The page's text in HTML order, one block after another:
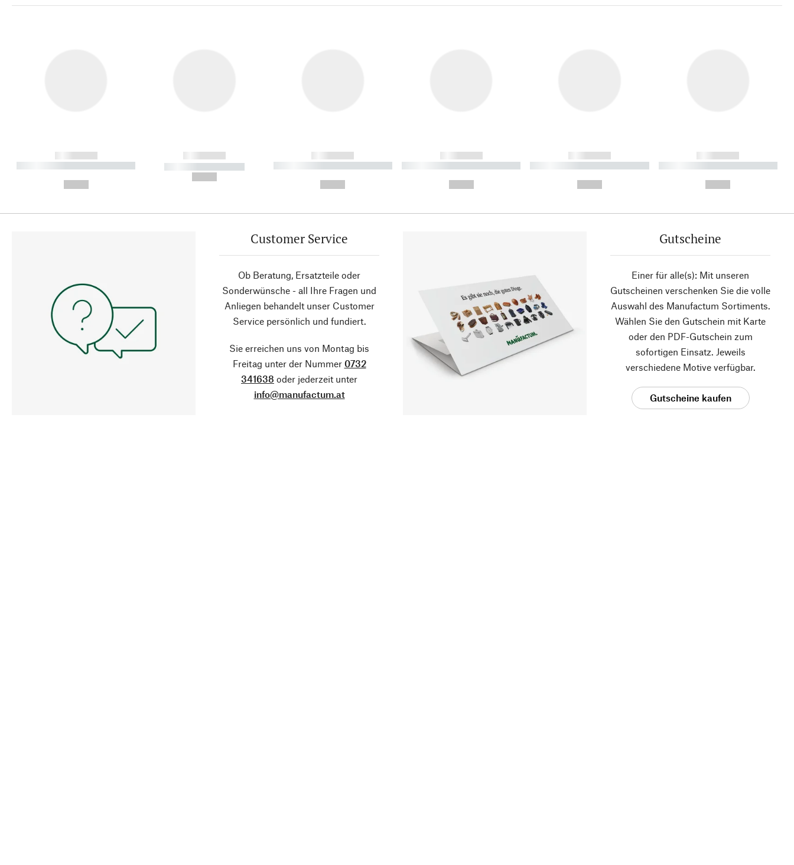
------------
----------- ----------- ----------
------------
----------- -----------
------------
----------- ----------- ----------
------------
----------- ----------- ----------
------------
----------- ----------- ----------
------------
----------- ----------- ----------
Customer Service
Ob Beratung, Ersatzteile oder
Sonderwünsche - all Ihre Fragen und
Anliegen behandelt unser Customer
Service persönlich und fundiert.
Sie erreichen uns von Montag bis
Freitag unter der Nummer 0732
341638 oder jederzeit unter
info@manufactum.at
Gutscheine
Einer für alle(s): Mit unseren
Gutscheinen verschenken Sie die volle
Auswahl des Manufactum Sortiments.
Wählen Sie den Gutschein mit Karte
oder den PDF-Gutschein zum
sofortigen Einsatz. Jeweils
verschiedene Motive verfügbar.
Gutscheine kaufen